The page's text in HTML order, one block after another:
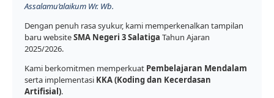
Assalamu’alaikum Wr. Wb.
Dengan penuh rasa syukur, kami memperkenalkan tampilan
baru websiteSMA Negeri 3 Salatiga Tahun Ajaran
2025/2026.
Kami berkomitmen memperkuat Pembelajaran Mendalam
serta implementasi KKA (Koding dan Kecerdasan
Artifisial).